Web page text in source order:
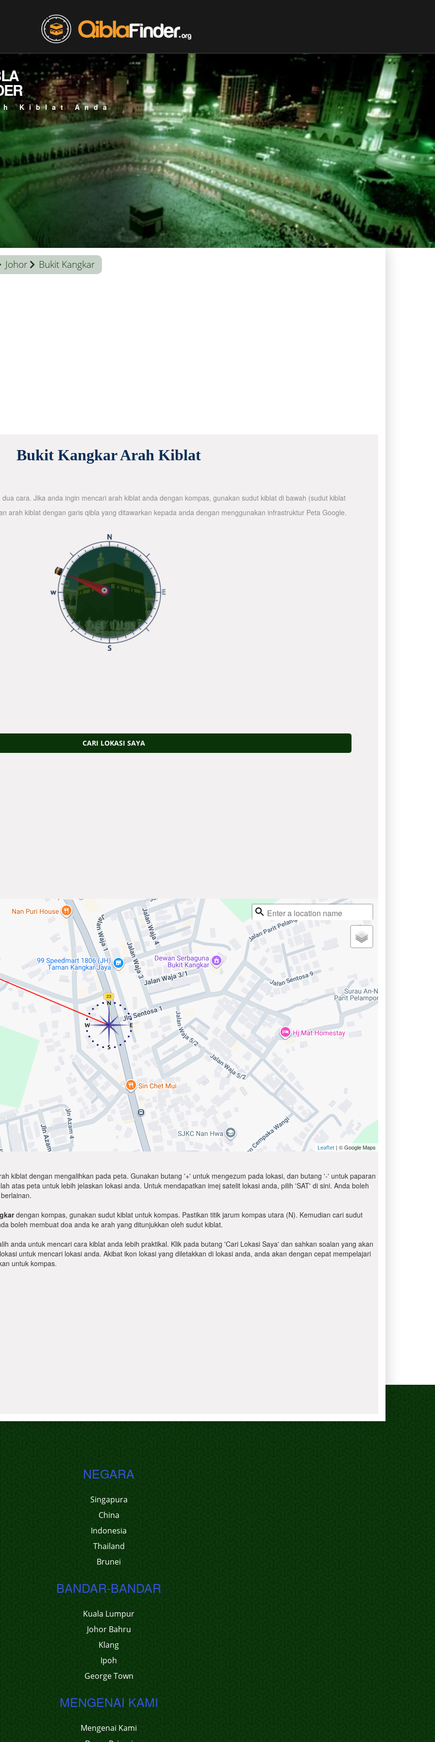
Kiblat Anda
Johor Bukit Kangkar
Bukit Kangkar Arah Kiblat
cara. Jika anda ingin mencari arah kiblat anda dengan kompas, gunakan sudut kiblat di bawah (sudut kiblat
arah kiblat dengan garis qibla yang ditawarkan kepada anda dengan menggunakan infrastruktur Peta Google.
CARI LOKASI SAYA
Leaflet | © Google Maps
kiblat dengan mengalihkan pada peta. Gunakan butang '+' untuk mengezum pada lokasi, dan butang '-' untuk paparan
atas peta untuk lebih jelaskan lokasi anda. Untuk mendapatkan imej satelit lokasi anda, pilih 'SAT' di sini. Anda boleh
dengan kompas, gunakan sudut kiblat untuk kompas. Pastikan titik jarum kompas utara (N). Kemudian cari sudut
boleh membuat doa anda ke arah yang ditunjukkan oleh sudut kiblat.
anda untuk mencari cara kiblat anda lebih praktikal. Klik pada butang 'Cari Lokasi Saya' dan sahkan soalan yang akan
untuk mencari lokasi anda. Akibat ikon lokasi yang diletakkan di lokasi anda, anda akan dengan cepat mempelajari
untuk kompas.
NEGARA
Singapura
China
Indonesia
Thailand
Brunei
BANDAR-BANDAR
Kuala Lumpur
Johor Bahru
Klang
Ipoh
George Town
MENGENAI KAMI
Mengenai Kami